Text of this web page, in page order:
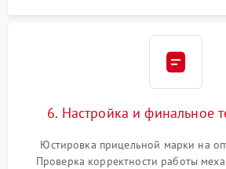
6. Настройка и финальное
Юстировка прицельной марки на
Проверка корректности работы